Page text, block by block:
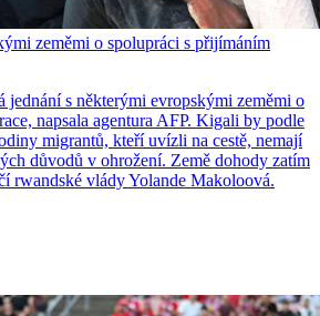
zeměmi o spolupráci s přijímáním
jednání s některými evropskými zeměmi o
napsala agentura AFP. Kigali by podle
migrantů, kteří uvízli na cestě, nemají
důvodů v ohrožení. Země dohody zatím
rwandské vlády Yolande Makoloová.